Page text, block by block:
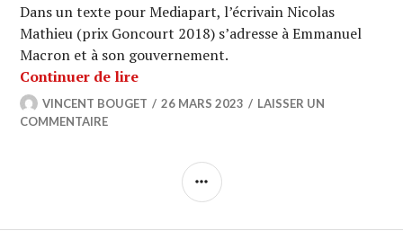
Dans un texte pour Mediapart, l’écrivain Nicolas
Mathieu (prix Goncourt 2018) s’adresse à Emmanuel
Macron et à son gouvernement.
Continuer de lire« Savez-vous quelle réserve de rage
VINCENT BOUGET 26 MARS 2023
LAISSER UN
COMMENTAIRE
COLONNE